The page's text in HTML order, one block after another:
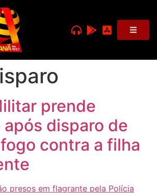
prende
disparo de
contra a filha